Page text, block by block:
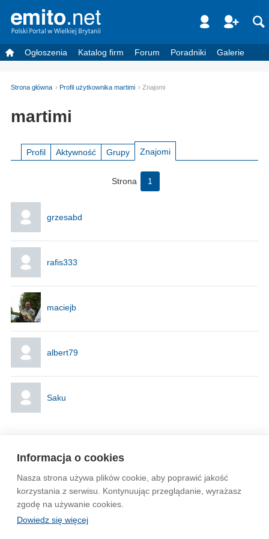
Informacja o cookies
Nasza strona używa plików cookie, aby poprawić jakość
korzystania z serwisu. Kontynuując przeglądanie, wyrażasz
zgodę na używanie cookies.
Dowiedz się więcej
Ogłoszenia Katalog firm Forum Poradniki Galerie
Strona główna Profil użytkownika martimi Znajomi
martimi
Profil Aktywność Grupy Znajomi
Strona 1
grzesabd
rafis333
maciejb
albert79
Saku
Wytyczne dla społeczności Regulamin Prywatność
Reklama Kontakt